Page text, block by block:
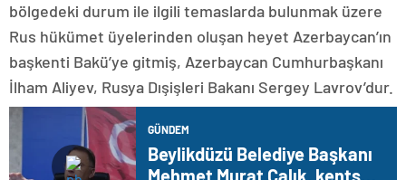
bölgedeki durum ile ilgili temaslarda bulunmak üzere
Rus hükümet üyelerinden oluşan heyet Azerbaycan’ın
başkenti Bakü’ye gitmiş, Azerbaycan Cumhurbaşkanı
İlham Aliyev, Rusya Dışişleri Bakanı Sergey Lavrov’dur.
GÜNDEM
Beylikdüzü Belediye Başkanı
Mehmet Murat Çalık, kentsel